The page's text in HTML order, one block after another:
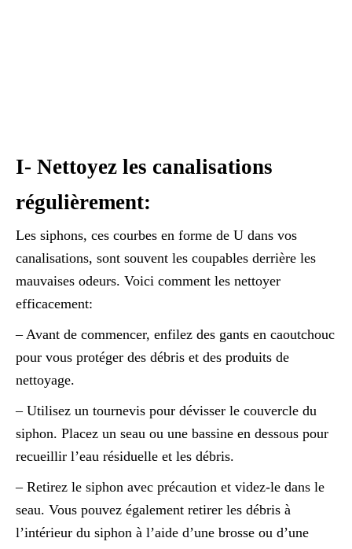
I- Nettoyez les canalisations
régulièrement:
Les siphons, ces courbes en forme de U dans vos
canalisations, sont souvent les coupables derrière les
mauvaises odeurs. Voici comment les nettoyer
efficacement:
– Avant de commencer, enfilez des gants en caoutchouc
pour vous protéger des débris et des produits de
nettoyage.
– Utilisez un tournevis pour dévisser le couvercle du
siphon. Placez un seau ou une bassine en dessous pour
recueillir l’eau résiduelle et les débris.
– Retirez le siphon avec précaution et videz-le dans le
seau. Vous pouvez également retirer les débris à
l’intérieur du siphon à l’aide d’une brosse ou d’une